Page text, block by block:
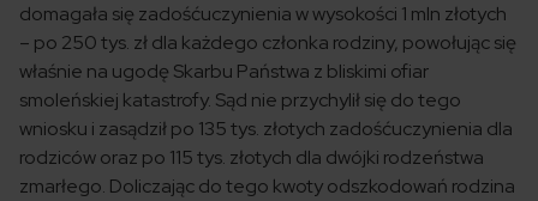
domagała się zadośćuczynienia w wysokości 1 mln złotych
– po 250 tys. zł dla każdego członka rodziny, powołując się
właśnie na ugodę Skarbu Państwa z bliskimi ofiar
smoleńskiej katastrofy. Sąd nie przychylił się do tego
wniosku i zasądził po 135 tys. złotych zadośćuczynienia dla
rodziców oraz po 115 tys. złotych dla dwójki rodzeństwa
zmarłego. Doliczając do tego kwoty odszkodowań rodzina